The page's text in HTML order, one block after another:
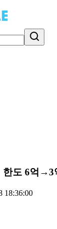
한도 6억
18:36:00